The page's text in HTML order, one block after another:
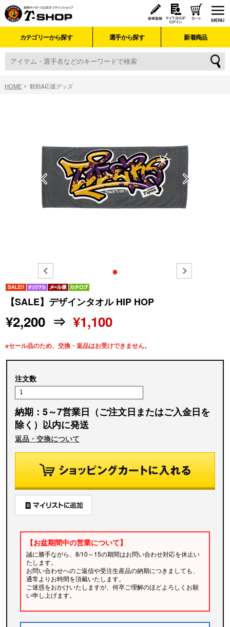
カテゴリーから探す 選手から探す 新着商品
HOME 観戦&応援グッズ
●
【SALE】デザインタオル HIP HOP
¥2,200 ⇒¥1,100
※セール品のため、交換・返品はお受けできません。
注文数
納期：5～7営業日（ご注文日またはご入金日を
除く）以内に発送
返品・交換について
【お盆期間中の営業について】
誠に勝手ながら、8/10～15の期間はお問い合わせ対応を休止い
たします。
お問い合わせへのご返信や受注生産品の納期につきましても、
通常よりお時間を頂戴いたします。
ご迷惑をおかけいたしますが、何卒ご理解のほどよろしくお願
い申し上げます。